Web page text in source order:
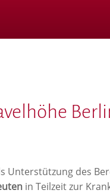
Unterstützung des
in Teilzeit zur